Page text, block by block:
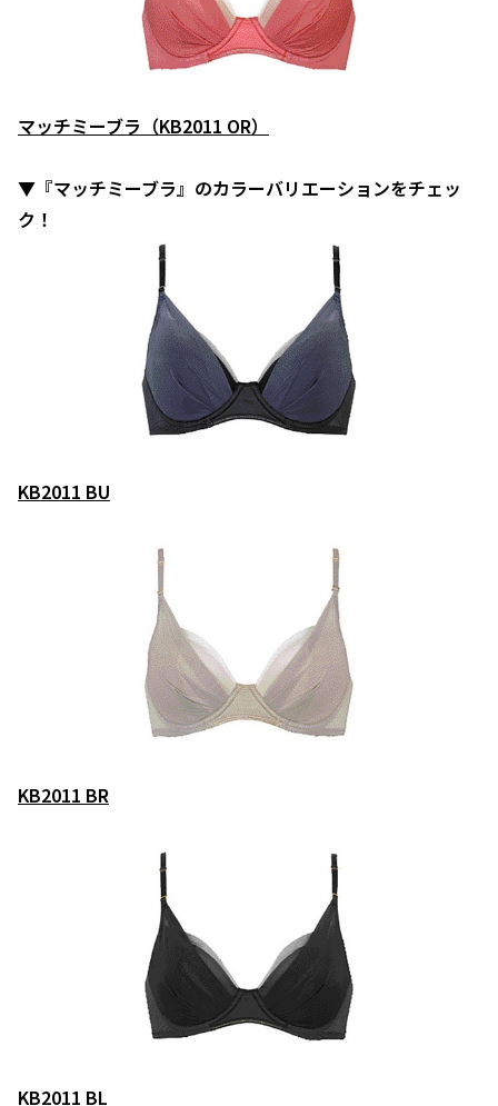
マッチミーブラ（KB2011 OR）
▼『マッチミーブラ』のカラーバリエーションをチェッ
ク！
KB2011 BU
KB2011 BR
KB2011 BL